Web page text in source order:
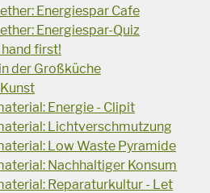
Energiespar Cafe
Energiespar-Quiz
first!
der Großküche
Energie - Clipit
Lichtverschmutzung
Low Waste Pyramide
Nachhaltiger Konsum
Reparaturkultur - Let